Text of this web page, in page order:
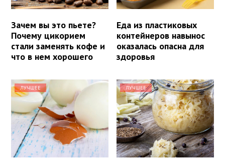
Зачем вы это пьете?
Почему цикорием
стали заменять кофе и
что в нем хорошего
Еда из пластиковых
контейнеров навынос
оказалась опасна для
здоровья
ЛУЧШЕЕ ЛУЧШЕЕ